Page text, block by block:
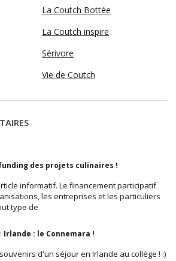
La Coutch Bottée
La Coutch inspire
Sérivore
Vie de Coutch
des projets culinaires !
informatif. Le financement participatif
les entreprises et les particuliers
type de
Irlande : le Connemara !
d'un séjour en Irlande au collège ! :)